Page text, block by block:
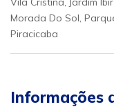
Morada Do Sol,
Piracicaba
Informações